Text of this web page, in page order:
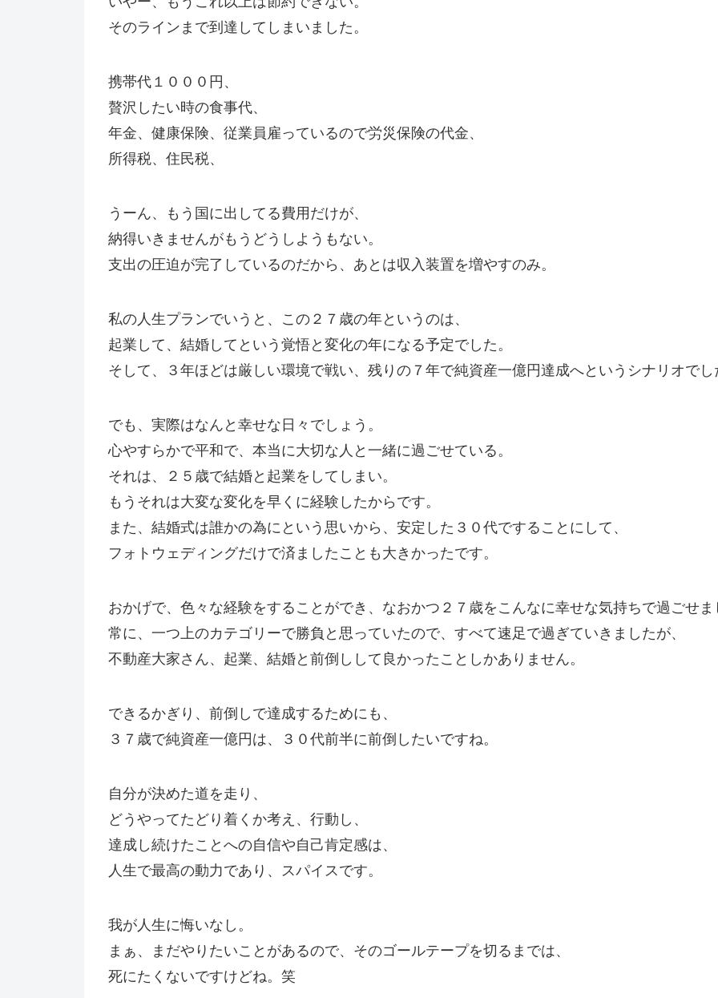
そのラインまで到達してしまいました。
携帯代１０００円、
贅沢したい時の食事代、
年金、健康保険、従業員雇っているので労災保険の代金、
所得税、住民税、
うーん、もう国に出してる費用だけが、
納得いきませんがもうどうしようもない。
支出の圧迫が完了しているのだから、あとは収入装置を増やすのみ。
私の人生プランでいうと、この２７歳の年というのは、
起業して、結婚してという覚悟と変化の年になる予定でした。
そして、３年ほどは厳しい環境で戦い、残りの７年で純資産一億円達成へというシナリオでし
でも、実際はなんと幸せな日々でしょう。
心やすらかで平和で、本当に大切な人と一緒に過ごせている。
それは、２５歳で結婚と起業をしてしまい。
もうそれは大変な変化を早くに経験したからです。
また、結婚式は誰かの為にという思いから、安定した３０代ですることにして、
フォトウェディングだけで済ましたことも大きかったです。
おかげで、色々な経験をすることができ、なおかつ２７歳をこんなに幸せな気持ちで過ごせま
常に、一つ上のカテゴリーで勝負と思っていたので、すべて速足で過ぎていきましたが、
不動産大家さん、起業、結婚と前倒しして良かったことしかありません。
できるかぎり、前倒しで達成するためにも、
３７歳で純資産一億円は、３０代前半に前倒したいですね。
自分が決めた道を走り、
どうやってたどり着くか考え、行動し、
達成し続けたことへの自信や自己肯定感は、
人生で最高の動力であり、スパイスです。
我が人生に悔いなし。
まぁ、まだやりたいことがあるので、そのゴールテープを切るまでは、
死にたくないですけどね。笑